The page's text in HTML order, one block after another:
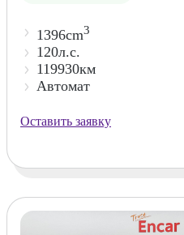
1396cm3
120л.с.
119930км
Автомат
Оставить заявку